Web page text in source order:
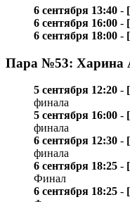
6 сентября 13:40 -
6 сентября 16:00 -
6 сентября 18:00 -
Пара №53: Харина
5 сентября 12:20 -
финала
5 сентября 16:00 -
финала
6 сентября 12:30 -
финала
6 сентября 18:25 -
Финал
6 сентября 18:25 -